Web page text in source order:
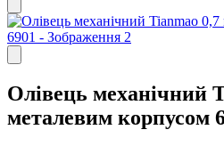
Олівець механічний
металевим корпусом